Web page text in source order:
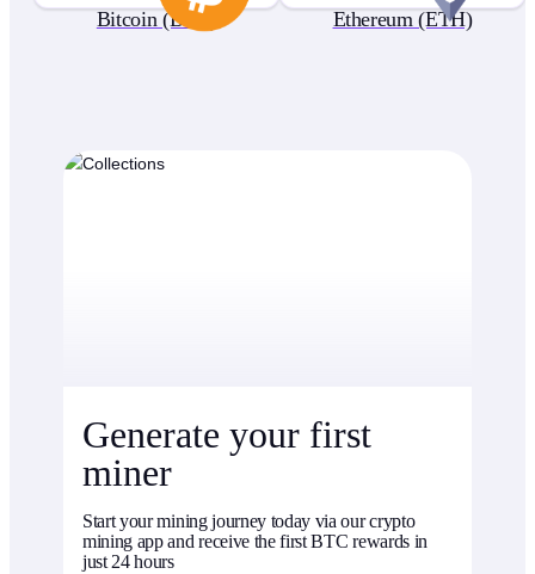
Bitcoin (BTC) Ethereum (ETH)
Generate your first
miner
Start your mining journey today via our crypto
mining app and receive the first BTC rewards in
just 24 hours